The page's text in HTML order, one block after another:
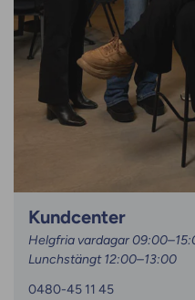
Kundcenter
Helgfria vardagar
Lunchstängt 12:00–13:00
0480-45 11 45